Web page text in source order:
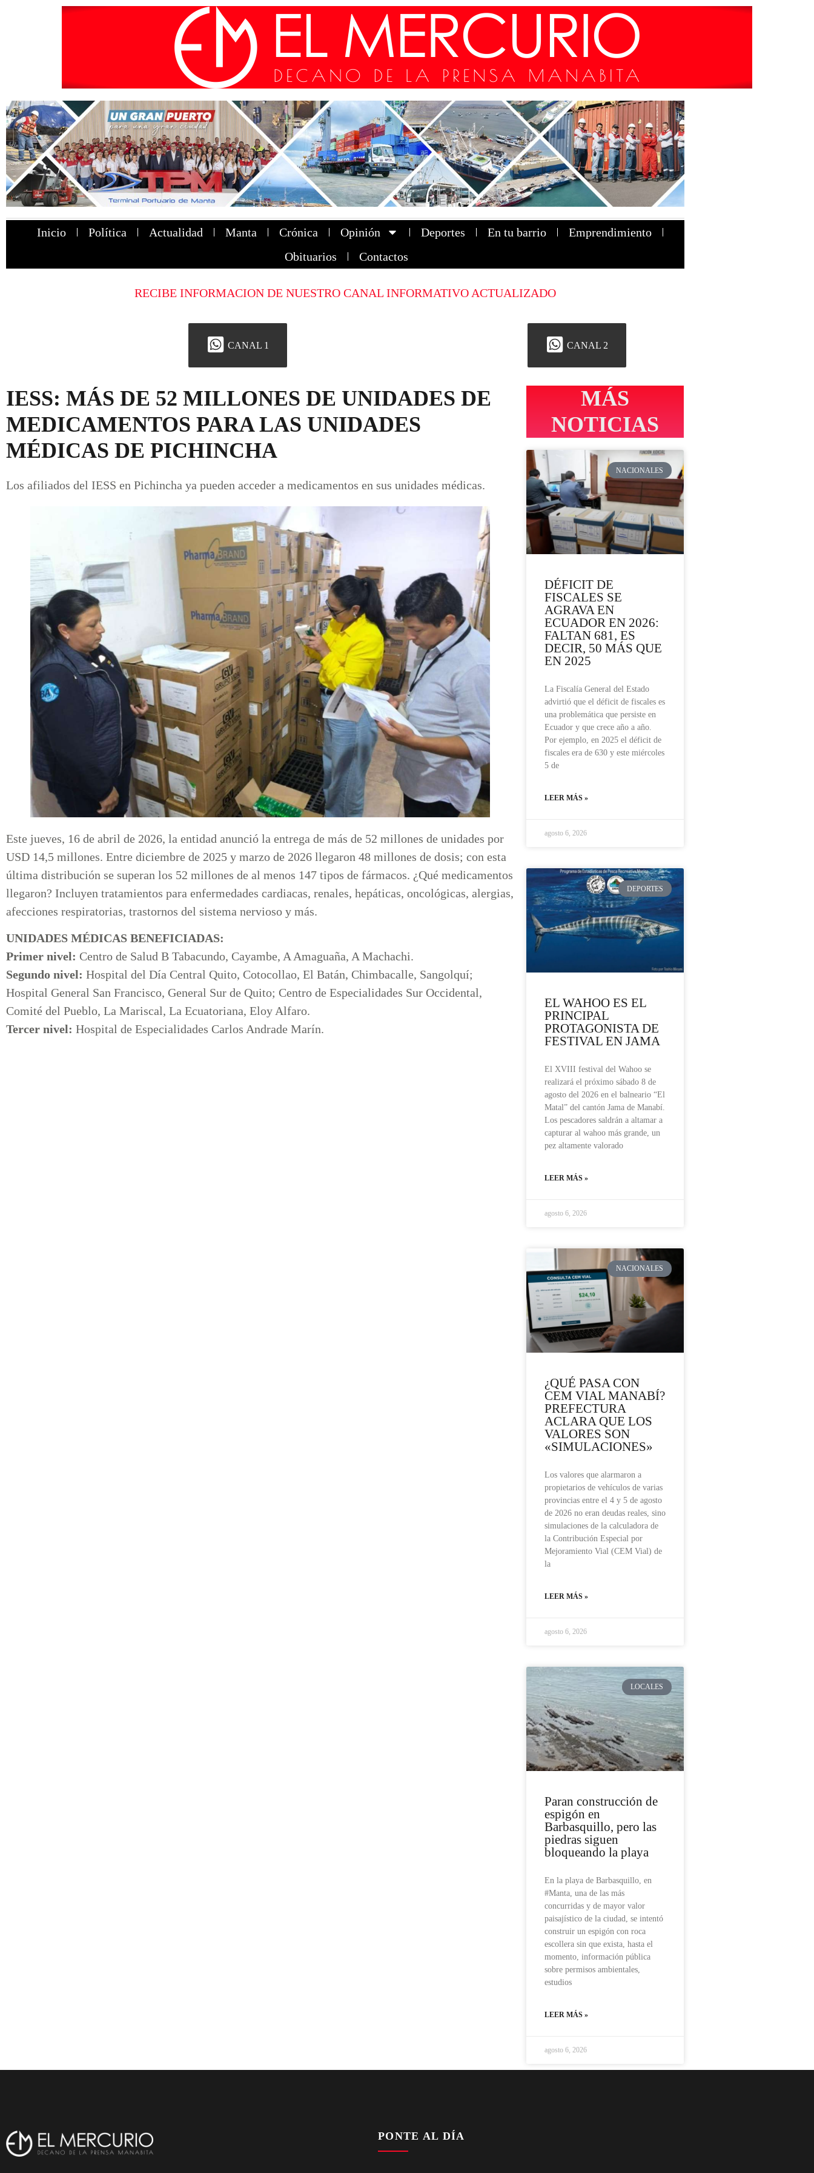
Inicio Política Actualidad Manta Crónica Opinión Deportes En tu barrio
Emprendimiento
Obituarios
Contactos
RECIBE INFORMACION DE NUESTRO CANAL INFORMATIVO ACTUALIZADO
CANAL 1 CANAL 2
IESS: MÁS DE 52 MILLONES DE UNIDADES DE
MEDICAMENTOS PARA LAS UNIDADES
MÉDICAS DE PICHINCHA
Los afiliados del IESS en Pichincha ya pueden acceder a medicamentos en sus unidades médicas.
Este jueves, 16 de abril de 2026, la entidad anunció la entrega de más de 52 millones de unidades por
USD 14,5 millones. Entre diciembre de 2025 y marzo de 2026 llegaron 48 millones de dosis; con esta
última distribución se superan los 52 millones de al menos 147 tipos de fármacos. ¿Qué medicamentos
llegaron? Incluyen tratamientos para enfermedades cardiacas, renales, hepáticas, oncológicas, alergias,
afecciones respiratorias, trastornos del sistema nervioso y más.
UNIDADES MÉDICAS BENEFICIADAS:
Primer nivel: Centro de Salud B Tabacundo, Cayambe, A Amaguaña, A Machachi.
Segundo nivel: Hospital del Día Central Quito, Cotocollao, El Batán, Chimbacalle, Sangolquí;
Hospital General San Francisco, General Sur de Quito; Centro de Especialidades Sur Occidental,
Comité del Pueblo, La Mariscal, La Ecuatoriana, Eloy Alfaro.
Tercer nivel: Hospital de Especialidades Carlos Andrade Marín.
MÁS
NOTICIAS
NACIONALES
DÉFICIT DE
FISCALES SE
AGRAVA EN
ECUADOR EN 2026:
FALTAN 681, ES
DECIR, 50 MÁS QUE
EN 2025
La Fiscalía General del Estado
advirtió que el déficit de fiscales es
una problemática que persiste en
Ecuador y que crece año a año.
Por ejemplo, en 2025 el déficit de
fiscales era de 630 y este miércoles
5 de
LEER MÁS »
agosto 6, 2026
DEPORTES
EL WAHOO ES EL
PRINCIPAL
PROTAGONISTA DE
FESTIVAL EN JAMA
El XVIII festival del Wahoo se
realizará el próximo sábado 8 de
agosto del 2026 en el balneario “El
Matal” del cantón Jama de Manabí.
Los pescadores saldrán a altamar a
capturar al wahoo más grande, un
pez altamente valorado
LEER MÁS »
agosto 6, 2026
NACIONALES
¿QUÉ PASA CON
CEM VIAL MANABÍ?
PREFECTURA
ACLARA QUE LOS
VALORES SON
«SIMULACIONES»
Los valores que alarmaron a
propietarios de vehículos de varias
provincias entre el 4 y 5 de agosto
de 2026 no eran deudas reales, sino
simulaciones de la calculadora de
la Contribución Especial por
Mejoramiento Vial (CEM Vial) de
la
LEER MÁS »
agosto 6, 2026
LOCALES
Paran construcción de
espigón en
Barbasquillo, pero las
piedras siguen
bloqueando la playa
En la playa de Barbasquillo, en
#Manta, una de las más
concurridas y de mayor valor
paisajístico de la ciudad, se intentó
construir un espigón con roca
escollera sin que exista, hasta el
momento, información pública
sobre permisos ambientales,
estudios
LEER MÁS »
agosto 6, 2026
PONTE AL DÍA